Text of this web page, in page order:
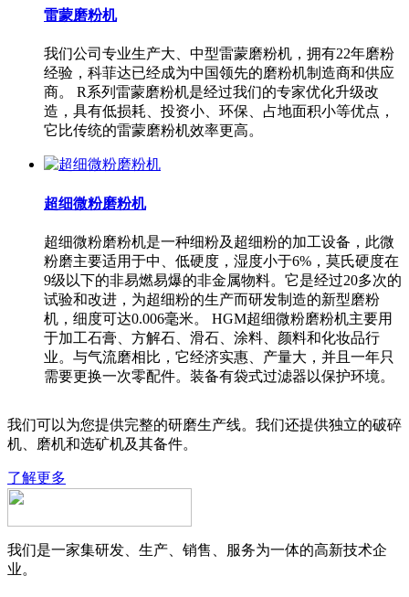
雷蒙磨粉机
我们公司专业生产大、中型雷蒙磨粉机，拥有22年磨粉
经验，科菲达已经成为中国领先的磨粉机制造商和供应
商。 R系列雷蒙磨粉机是经过我们的专家优化升级改
造，具有低损耗、投资小、环保、占地面积小等优点，
它比传统的雷蒙磨粉机效率更高。
超细微粉磨粉机
超细微粉磨粉机是一种细粉及超细粉的加工设备，此微
粉磨主要适用于中、低硬度，湿度小于6%，莫氏硬度在
9级以下的非易燃易爆的非金属物料。它是经过20多次的
试验和改进，为超细粉的生产而研发制造的新型磨粉
机，细度可达0.006毫米。 HGM超细微粉磨粉机主要用
于加工石膏、方解石、滑石、涂料、颜料和化妆品行
业。与气流磨相比，它经济实惠、产量大，并且一年只
需要更换一次零配件。装备有袋式过滤器以保护环境。
我们可以为您提供完整的研磨生产线。我们还提供独立的破碎
机、磨机和选矿机及其备件。
了解更多
我们是一家集研发、生产、销售、服务为一体的高新技术企
业。